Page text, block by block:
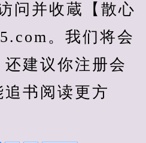
问并收蔵【散心
。我们将会
建议你注册会
追书阅读更方